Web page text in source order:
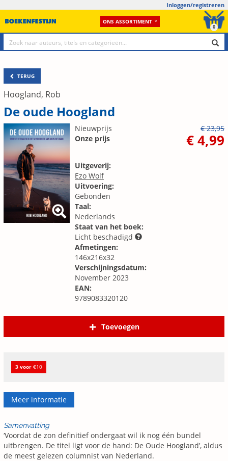
Inloggen/registreren
ONS ASSORTIMENT
0
TERUG
Hoogland, Rob
De oude Hoogland
Nieuwprijs
€ 23,95
Onze prijs
€ 4,99
Uitgeverij:
Ezo Wolf
Uitvoering:
Gebonden
Taal:
Nederlands
Staat van het boek:
Licht beschadigd
Afmetingen:
146x216x32
Verschijningsdatum:
November 2023
EAN:
9789083320120
Toevoegen
3 voor €10
Meer informatie
Samenvatting
‘Voordat de zon definitief ondergaat wil ik nog één bundel
uitbrengen. De titel ligt voor de hand: De Oude Hoogland’, aldus
de meest gelezen columnist van Nederland.